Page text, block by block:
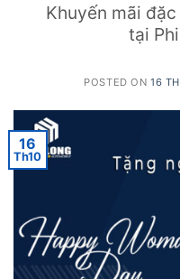
Khuyến mãi
tại
POSTED ON 16
16
Th10